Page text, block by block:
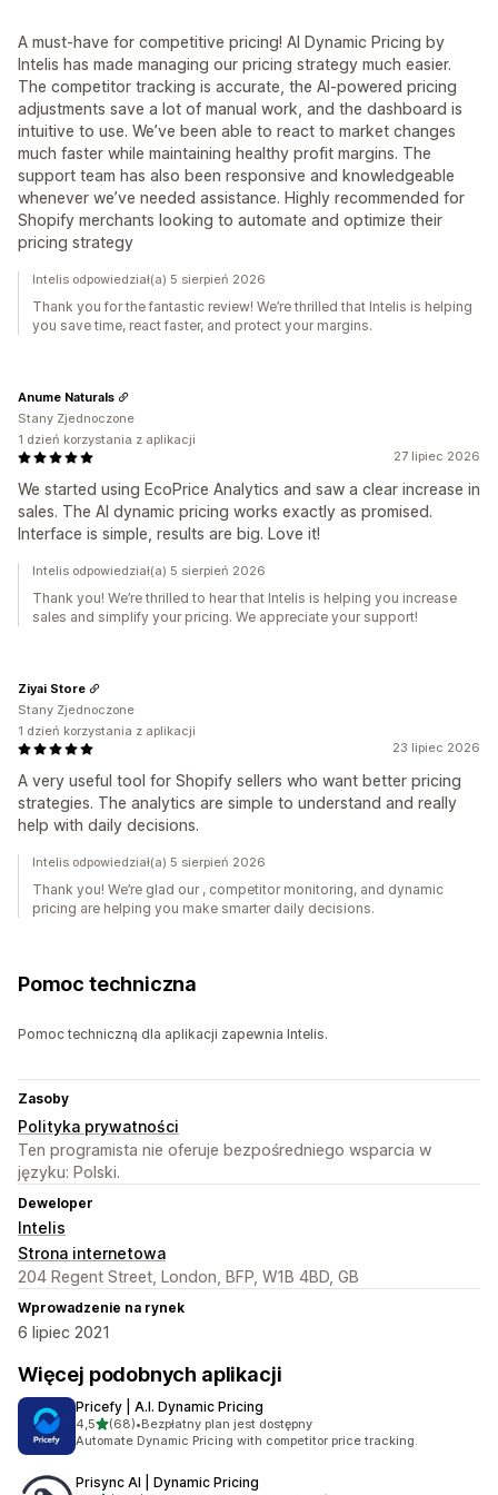
A must-have for competitive pricing! AI Dynamic Pricing by
Intelis has made managing our pricing strategy much easier.
The competitor tracking is accurate, the AI-powered pricing
adjustments save a lot of manual work, and the dashboard is
intuitive to use. We’ve been able to react to market changes
much faster while maintaining healthy profit margins. The
support team has also been responsive and knowledgeable
whenever we’ve needed assistance. Highly recommended for
Shopify merchants looking to automate and optimize their
pricing strategy
Intelis odpowiedział(a) 5 sierpień 2026
Thank you for the fantastic review! We’re thrilled that Intelis is helping
you save time, react faster, and protect your margins.
27 lipiec 2026
We started using EcoPrice Analytics and saw a clear increase in
sales. The AI dynamic pricing works exactly as promised.
Interface is simple, results are big. Love it!
Anume Naturals
Stany Zjednoczone
1 dzień korzystania z aplikacji
Intelis odpowiedział(a) 5 sierpień 2026
Thank you! We’re thrilled to hear that Intelis is helping you increase
sales and simplify your pricing. We appreciate your support!
23 lipiec 2026
A very useful tool for Shopify sellers who want better pricing
strategies. The analytics are simple to understand and really
help with daily decisions.
Ziyai Store
Stany Zjednoczone
1 dzień korzystania z aplikacji
Intelis odpowiedział(a) 5 sierpień 2026
Thank you! We’re glad our , competitor monitoring, and dynamic
pricing are helping you make smarter daily decisions.
Pomoc techniczna
Pomoc techniczną dla aplikacji zapewnia Intelis.
Zasoby
Polityka prywatności
Ten programista nie oferuje bezpośredniego wsparcia w
języku: Polski.
Deweloper
Intelis
Strona internetowa
204 Regent Street, London, BFP, W1B 4BD, GB
Wprowadzenie na rynek
6 lipiec 2021
Więcej podobnych aplikacji
Pricefy | A.I. Dynamic Pricing
4,5na 5 gwiazdek
(68)
Łączna liczba recenzji: 68
•Bezpłatny plan jest dostępny
Automate Dynamic Pricing with competitor price tracking.
Prisync AI | Dynamic Pricing